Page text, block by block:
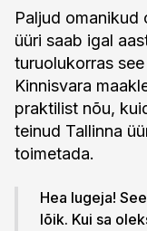
Paljud omanikud
üüri saab igal
turuolukorras
Kinnisvara
praktilist nõu,
teinud Tallinna
toimetada.
Hea lugeja!
lõik. Kui sa